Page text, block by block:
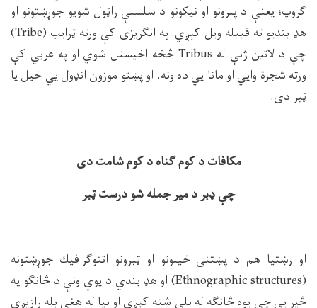
ګروپ؛ يعنې د پلرونو او نيكونو د سلسلې راټول شويو جوړښتونو او
هډ بنديو ته قبيله ويل كېږي. په انګريزى كې ورته ټرايب (Tribe
)
چې د لاتين ژبې له Tribusڅخه اخيستل شوي او په عربي كې
ورته شجرة وايي او مانا يي ده ونه. او پښتو موزون انډول يي خيل يا
ټبر دى.
مكافات د كوم ګناه د كوم شامت دى
چې ډبر د مير جمله شو درست ټبر
او رښتيا هم د پښتنى خيلونو او ټبرونو اتنوګرافيك جوړښتونه
(
Ethnographic structures) او هډ بندي د يوې ونې د څانګو په
څير يې چې يوه څانګه له بلې شنه كېږي او بيا له هغې بله رازيږي